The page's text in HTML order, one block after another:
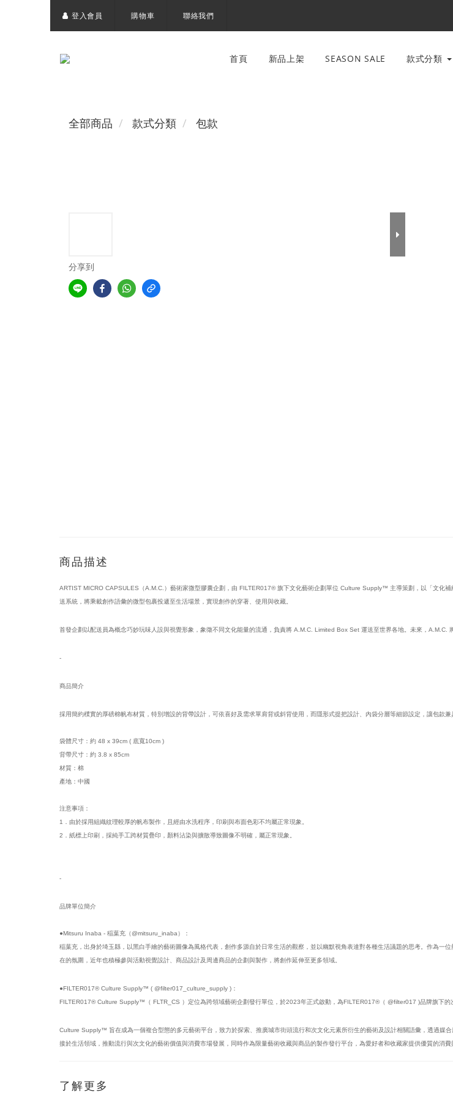
登入會員 購物車 聯絡我們
首頁 新品上架 SEASON SALE 款式分類
全部商品 款式分類 包款
分享到
商品描述
ARTIST MICRO CAPSULES（A.M.C.）藝術家微型膠囊企劃，由 FILTER017® 旗下文化藝術企劃單位 Culture Supply™ 主導策劃，以「文化
送系統，將乘載創作語彙的微型包裹投遞至生活場景，實現創作的穿著、使用與收藏。
首發企劃以配送員為概念巧妙玩味人設與視覺形象，象徵不同文化能量的流通，負責將 A.M.C. Limited Box Set 運送至世界各地。未來，A.M.C.
-
商品簡介
採用簡約樸實的厚磅棉帆布材質，特別增設的背帶設計，可依喜好及需求單肩背或斜背使用，而隱形式提把設計、內袋分層等細節設定，讓包款
袋體尺寸：約 48 x 39cm ( 底寬10cm )
背帶尺寸：約 3.8 x 85cm
材質：棉
產地：中國
注意事項：
1．由於採用組織紋理較厚的帆布製作，且經由水洗程序，印刷與布面色彩不均屬正常現象。
2．紙標上印刷，採純手工跨材質疊印，顏料沾染與擴散導致圖像不明確，屬正常現象。
-
品牌單位簡介
●Mitsuru Inaba - 稲葉充（@mitsuru_inaba）：
稲葉充，出身於埼玉縣，以黑白手繪的藝術圖像為風格代表，創作多源自於日常生活的觀察，並以幽默視角表達對各種生活議題的思考。作為
在的氛圍，近年也積極參與活動視覺設計、商品設計及周邊商品的企劃與製作，將創作延伸至更多領域。
●FILTER017® Culture Supply™ ( @filter017_culture_supply )：
FILTER017® Culture Supply™（ FLTR_CS ）定位為跨領域藝術企劃發行單位，於2023年正式啟動，為FILTER017®（ @filter017 )品牌旗下的
Culture Supply™ 旨在成為一個複合型態的多元藝術平台，致力於探索、推廣城市街頭流行和次文化元素所衍生的藝術及設計相關語彙，透過媒
接於生活領域，推動流行與次文化的藝術價值與消費市場發展，同時作為限量藝術收藏與商品的製作發行平台，為愛好者和收藏家提供優質的消費
了解更多